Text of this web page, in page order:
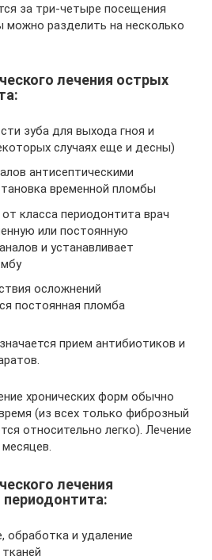
за три-четыре посещения
можно разделить на несколько
лечения острых
зуба для выхода гноя и
случаях еще и десны)
антисептическими
временной пломбы
класса периодонтита врач
или постоянную
и устанавливает
осложнений
постоянная пломба
прием антибиотиков и
хронических форм обычно
(из всех только фиброзный
относительно легко). Лечение
лечения
обработка и удаление